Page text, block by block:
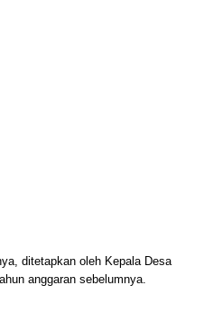
ditetapkan oleh Kepala Desa
anggaran sebelumnya.